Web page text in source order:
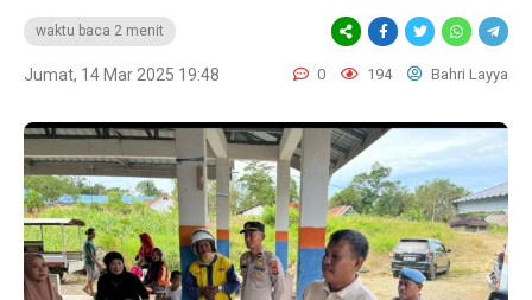
waktu baca 2 menit
Jumat, 14 Mar 2025 19:48 0 194 Bahri Layya